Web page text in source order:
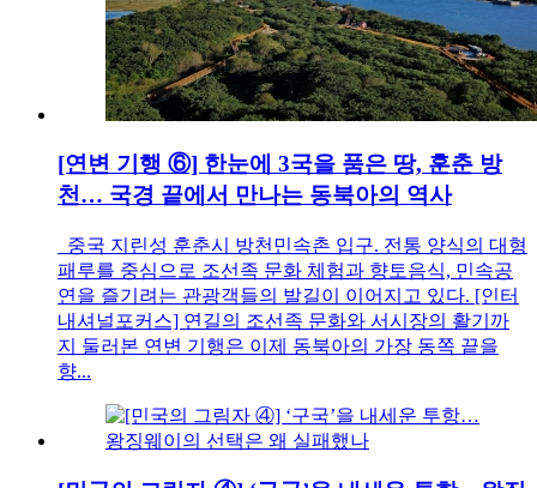
[연변 기행 ⑥] 한눈에 3국을 품은 땅, 훈춘 방
천… 국경 끝에서 만나는 동북아의 역사
중국 지린성 훈춘시 방천민속촌 입구. 전통 양식의 대형
패루를 중심으로 조선족 문화 체험과 향토음식, 민속공
연을 즐기려는 관광객들의 발길이 이어지고 있다. [인터
내셔널포커스] 연길의 조선족 문화와 서시장의 활기까
지 둘러본 연변 기행은 이제 동북아의 가장 동쪽 끝을
향...